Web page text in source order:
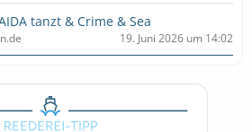
tanzt & Crime & Sea
19. Juni 2026 um 14:02